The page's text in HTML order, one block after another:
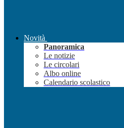
Novità
Panoramica
Le notizie
Le circolari
Albo online
Calendario scolastico